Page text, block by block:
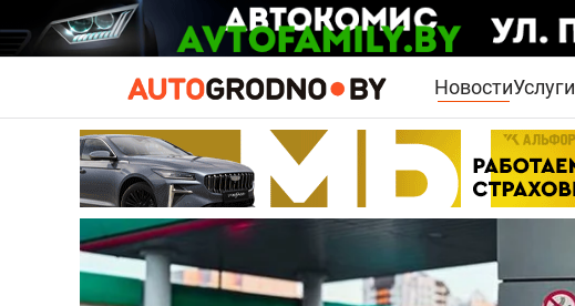
НовостиУслуги